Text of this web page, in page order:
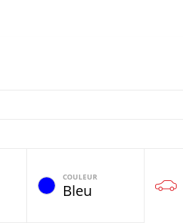
COULEUR
Bleu